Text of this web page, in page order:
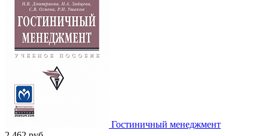
Гостиничный менеджмент